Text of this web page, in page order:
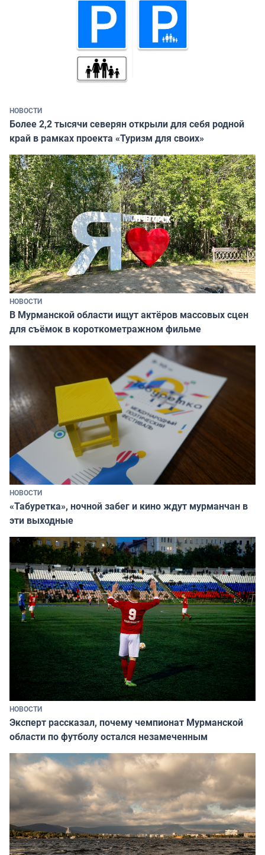
НОВОСТИ
Более 2,2 тысячи северян открыли для себя родной
край в рамках проекта «Туризм для своих»
НОВОСТИ
В Мурманской области ищут актёров массовых сцен
для съёмок в короткометражном фильме
НОВОСТИ
«Табуретка», ночной забег и кино ждут мурманчан в
эти выходные
НОВОСТИ
Эксперт рассказал, почему чемпионат Мурманской
области по футболу остался незамеченным